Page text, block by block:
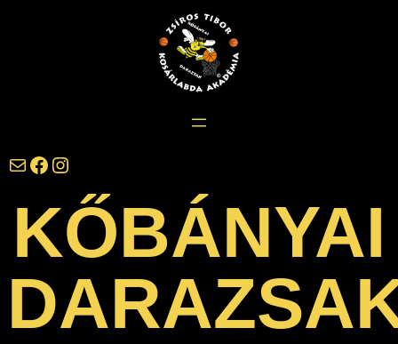
darazsak@darazsak.hu @kobanyaidarazsak @darazsak
KŐBÁNYAI